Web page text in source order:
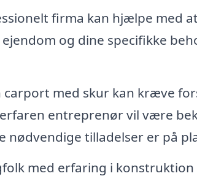
firma kan hjælpe med
og dine specifikke
carport med skur kan kræve
entreprenør vil være
nødvendige tilladelser er på
med erfaring i